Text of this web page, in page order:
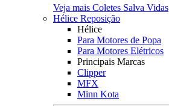
Veja mais Coletes Salva Vidas
Hélice Reposição
Hélice
Para Motores de Popa
Para Motores Elétricos
Principais Marcas
Clipper
MFX
Minn Kota